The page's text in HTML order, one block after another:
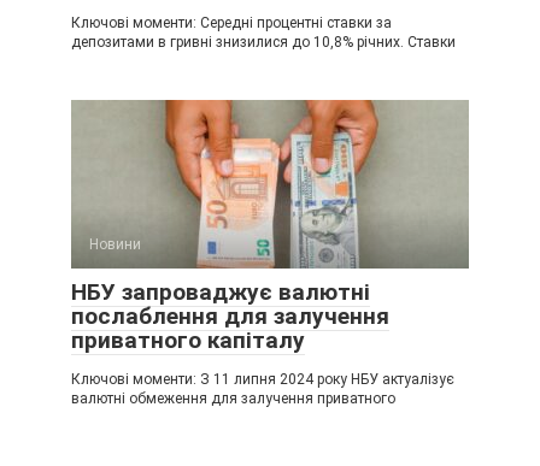
Ключові моменти: Середні процентні ставки за
депозитами в гривні знизилися до 10,8% річних. Ставки
Новини
НБУ запроваджує валютні
послаблення для залучення
приватного капіталу
Ключові моменти: З 11 липня 2024 року НБУ актуалізує
валютні обмеження для залучення приватного